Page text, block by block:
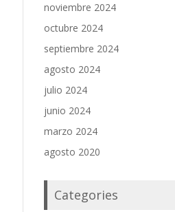
noviembre 2024
octubre 2024
septiembre 2024
agosto 2024
julio 2024
junio 2024
marzo 2024
agosto 2020
Categories